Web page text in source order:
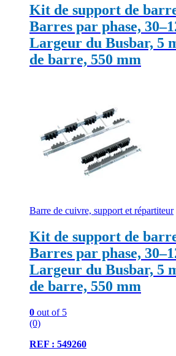
Kit de support de
Barres par phase,
Largeur du Busbar, 5
de barre, 550 mm
Barre de cuivre, support et répartiteur
Kit de support de
Barres par phase,
Largeur du Busbar, 5
de barre, 550 mm
0 out of 5
(0)
REF : 549260